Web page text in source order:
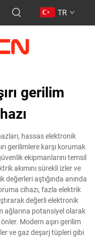
TR
gerilim
hassas elektronik
gerilimlere karşı korumak
ekipmanlarını temsil
akımını sürekli izler ve
değerleri aştığında anında
cihazı, fazla elektrik
değerli elektronik
ağlarına potansiyel olarak
Modern aşırı gerilim
ve gaz deşarj tüpleri gibi